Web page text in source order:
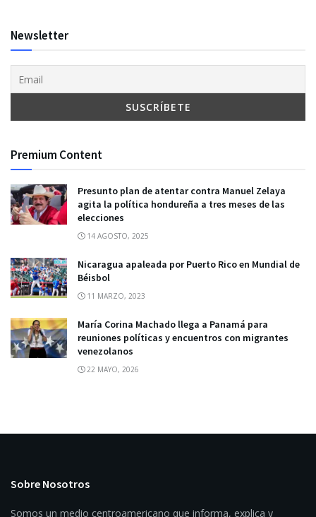
Newsletter
Premium Content
Presunto plan de atentar contra Manuel Zelaya
agita la política hondureña a tres meses de las
elecciones
14 AGOSTO, 2025
Nicaragua apaleada por Puerto Rico en Mundial de
Béisbol
11 MARZO, 2023
María Corina Machado llega a Panamá para
reuniones políticas y encuentros con migrantes
venezolanos
22 MAYO, 2026
Sobre Nosotros
Somos un medio centroamericano que informa, explica y